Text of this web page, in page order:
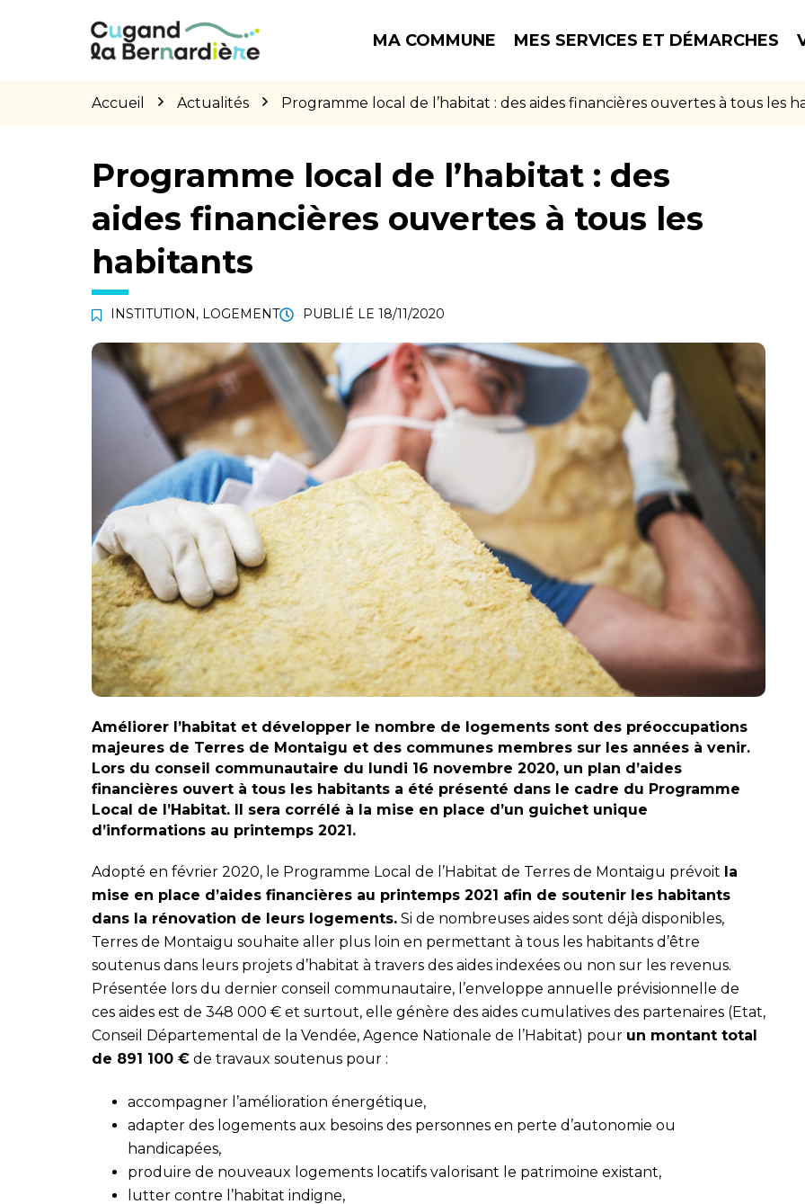
MA COMMUNE MES SERVICES ET DÉMARCHES
Accueil Actualités Programme local de l’habitat : des aides financières ouvertes à tous les
Programme local de l’habitat : des
aides financières ouvertes à tous les
habitants
INSTITUTION, LOGEMENT PUBLIÉ LE 18/11/2020
Améliorer l’habitat et développer le nombre de logements sont des préoccupations
majeures de Terres de Montaigu et des communes membres sur les années à venir.
Lors du conseil communautaire du lundi 16 novembre 2020, un plan d’aides
financières ouvert à tous les habitants a été présenté dans le cadre du Programme
Local de l’Habitat. Il sera corrélé à la mise en place d’un guichet unique
d’informations au printemps 2021.
Adopté en février 2020, le Programme Local de l’Habitat de Terres de Montaigu prévoit la
mise en place d’aides financières au printemps 2021 afin de soutenir les habitants
dans la rénovation de leurs logements. Si de nombreuses aides sont déjà disponibles,
Terres de Montaigu souhaite aller plus loin en permettant à tous les habitants d’être
soutenus dans leurs projets d’habitat à travers des aides indexées ou non sur les revenus.
Présentée lors du dernier conseil communautaire, l’enveloppe annuelle prévisionnelle de
ces aides est de 348 000 € et surtout, elle génère des aides cumulatives des partenaires (Etat,
Conseil Départemental de la Vendée, Agence Nationale de l’Habitat) pour un montant total
de 891 100 € de travaux soutenus pour :
accompagner l’amélioration énergétique,
adapter des logements aux besoins des personnes en perte d’autonomie ou
handicapées,
produire de nouveaux logements locatifs valorisant le patrimoine existant,
lutter contre l’habitat indigne,